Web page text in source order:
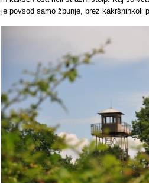
je povsod samo žbunje, brez kakršnihkoli